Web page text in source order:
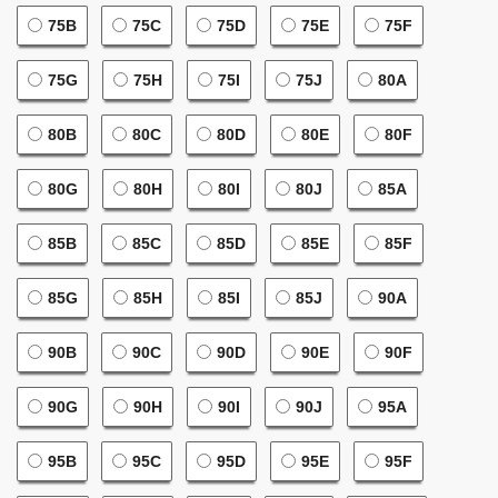
75B 75C 75D 75E 75F
75G 75H 75I 75J 80A
80B 80C 80D 80E 80F
80G 80H 80I 80J 85A
85B 85C 85D 85E 85F
85G 85H 85I 85J 90A
90B 90C 90D 90E 90F
90G 90H 90I 90J 95A
95B 95C 95D 95E 95F